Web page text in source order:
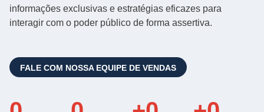
informações exclusivas e estratégias eficazes para
interagir com o poder público de forma assertiva.
FALE COM NOSSA EQUIPE DE VENDAS